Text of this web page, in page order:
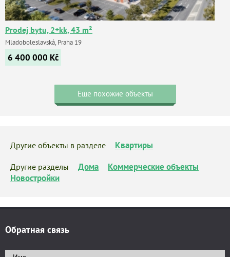
Prodej bytu, 2+kk, 43 m²
Mladoboleslavská, Praha 19
6 400 000 Kč
Еще похожие объекты
Другие объекты в разделе Квартиры
Другие разделы Дома
Коммерческие объекты
Новостройки
Обратная связь